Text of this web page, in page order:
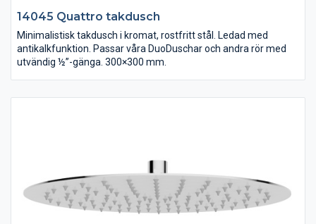
14045 Quattro takdusch
Minimalistisk takdusch i kromat, rostfritt stål. Ledad med
antikalkfunktion. Passar våra DuoDuschar och andra rör med
utvändig ½”-gänga. 300×300 mm.